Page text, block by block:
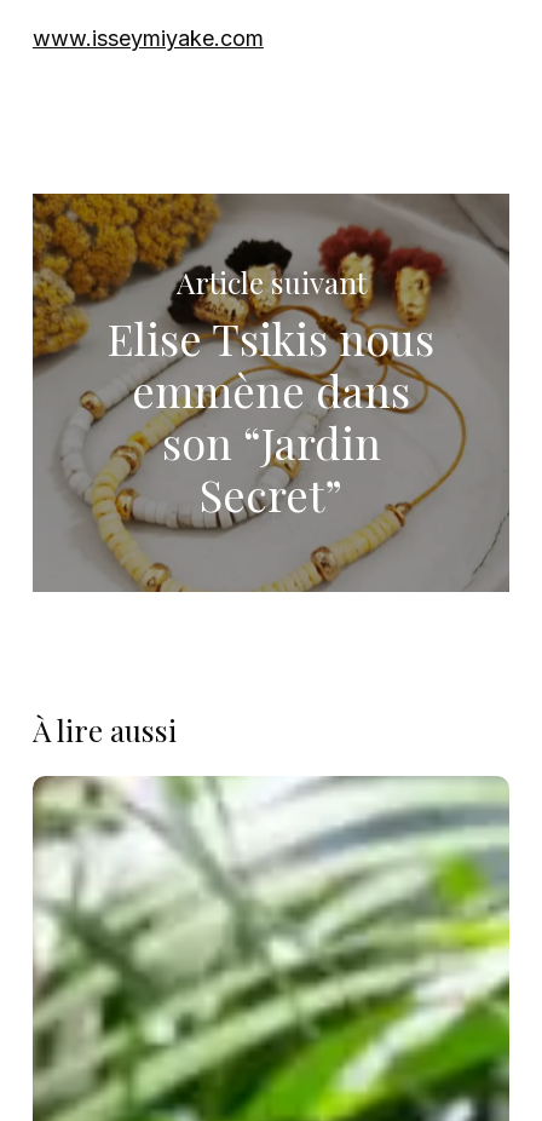
www.isseymiyake.com
Article suivant
Elise Tsikis nous
emmène dans
son “Jardin
Secret”
À lire aussi